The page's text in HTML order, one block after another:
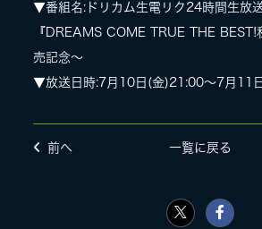
▼番組名:ドリカム生電リク24時間生放
『DREAMS COME TRUE THE BEST!
売記念〜
▼放送日時:7月10日(金)21:00〜7月11
前へ 一覧に戻る